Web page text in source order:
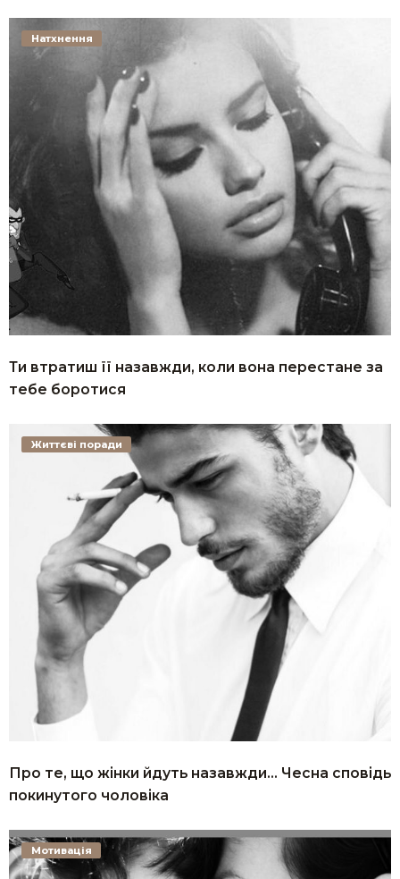
Ти втратиш її назавжди, коли вона перестане за
тебе боротися
Натхнення
Про те, що жінки йдуть назавжди… Чесна сповідь
покинутого чоловіка
Життєві поради
Мотивація